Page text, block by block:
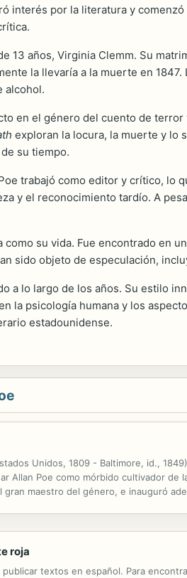
interés por la literatura y
13 años, Virginia Clemm. Su
la llevaría a la muerte en
alcohol.
en el género del cuento de
exploran la locura, la muerte y lo
su tiempo.
trabajó como editor y crítico, lo
y el reconocimiento tardío. A
su vida. Fue encontrado en
sido objeto de especulación,
a lo largo de los años. Su estilo
la psicología humana y los
estadounidense.
Unidos, 1809 - Baltimore, id.,
Allan Poe como mórbido cultivador
gran maestro del género, e inauguró
roja
publicar textos en español. Para